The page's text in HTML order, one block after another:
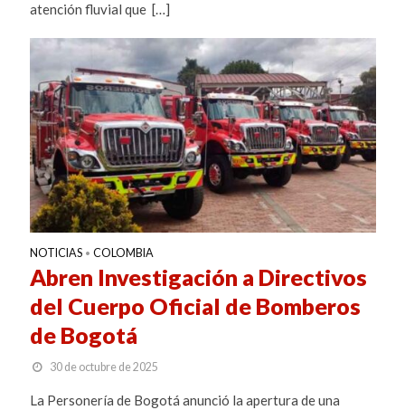
atención fluvial que […]
NOTICIAS • COLOMBIA
Abren Investigación a Directivos
del Cuerpo Oficial de Bomberos
de Bogotá
30 de octubre de 2025
La Personería de Bogotá anunció la apertura de una